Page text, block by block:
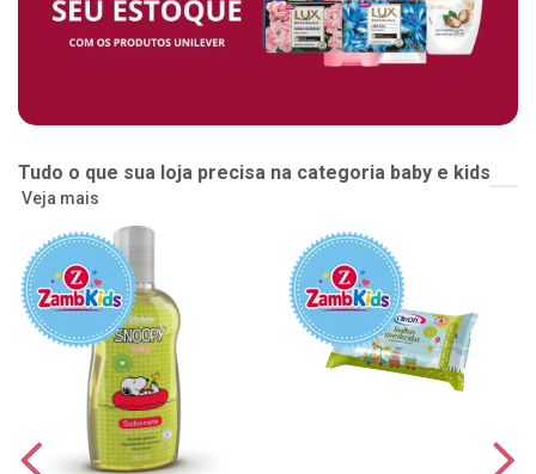
Tudo o que sua loja precisa na categoria baby e kids
Veja mais